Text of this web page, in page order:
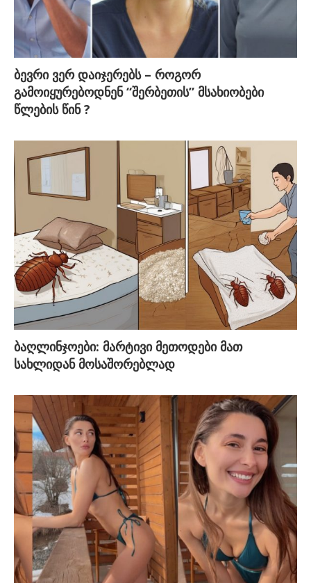
ბევრი ვერ დაიჯერებს – როგორ
გამოიყურებოდნენ “შერბეთის” მსახიობები
წლების წინ ?
ბაღლინჯოები: მარტივი მეთოდები მათ
სახლიდან მოსაშორებლად